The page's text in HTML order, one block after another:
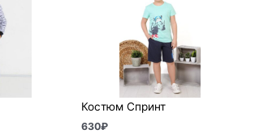
Костюм Спринт
630₽